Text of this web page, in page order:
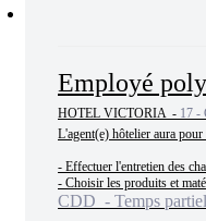
Employé
HOTEL VICTORIA - 17 -
L'agent(e) hôtelier aura
- Effectuer l'entretien des
- Choisir les produits et
CDD - Temps partiel